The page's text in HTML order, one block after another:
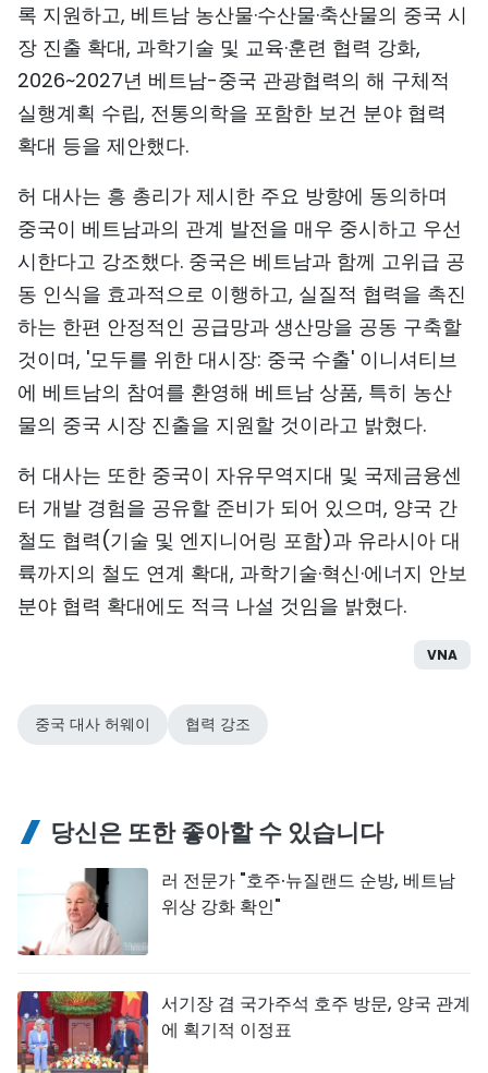
록 지원하고, 베트남 농산물·수산물·축산물의 중국 시
장 진출 확대, 과학기술 및 교육·훈련 협력 강화,
2026~2027년 베트남-중국 관광협력의 해 구체적
실행계획 수립, 전통의학을 포함한 보건 분야 협력
확대 등을 제안했다.
허 대사는 흥 총리가 제시한 주요 방향에 동의하며
중국이 베트남과의 관계 발전을 매우 중시하고 우선
시한다고 강조했다. 중국은 베트남과 함께 고위급 공
동 인식을 효과적으로 이행하고, 실질적 협력을 촉진
하는 한편 안정적인 공급망과 생산망을 공동 구축할
것이며, '모두를 위한 대시장: 중국 수출' 이니셔티브
에 베트남의 참여를 환영해 베트남 상품, 특히 농산
물의 중국 시장 진출을 지원할 것이라고 밝혔다.
허 대사는 또한 중국이 자유무역지대 및 국제금융센
터 개발 경험을 공유할 준비가 되어 있으며, 양국 간
철도 협력(기술 및 엔지니어링 포함)과 유라시아 대
륙까지의 철도 연계 확대, 과학기술·혁신·에너지 안보
분야 협력 확대에도 적극 나설 것임을 밝혔다.
VNA
중국 대사 허웨이 협력 강조
당신은 또한 좋아할 수 있습니다
러 전문가 "호주·뉴질랜드 순방, 베트남
위상 강화 확인"
서기장 겸 국가주석 호주 방문, 양국 관계
에 획기적 이정표